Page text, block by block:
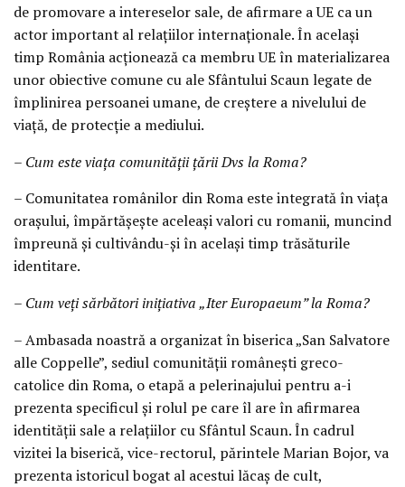
de promovare a intereselor sale, de afirmare a UE ca un
actor important al relațiilor internaționale. În același
timp România acționează ca membru UE în materializarea
unor obiective comune cu ale Sfântului Scaun legate de
împlinirea persoanei umane, de creștere a nivelului de
viață, de protecție a mediului.
– Cum este viața comunității țării Dvs la Roma?
– Comunitatea românilor din Roma este integrată în viața
orașului, împărtășește aceleași valori cu romanii, muncind
împreună și cultivându-și în același timp trăsăturile
identitare.
– Cum veți sărbători inițiativa „Iter Europaeum” la Roma?
– Ambasada noastră a organizat în biserica „San Salvatore
alle Coppelle”, sediul comunității românești greco-
catolice din Roma, o etapă a pelerinajului pentru a-i
prezenta specificul și rolul pe care îl are în afirmarea
identității sale a relațiilor cu Sfântul Scaun. În cadrul
vizitei la biserică, vice-rectorul, părintele Marian Bojor, va
prezenta istoricul bogat al acestui lăcaș de cult,